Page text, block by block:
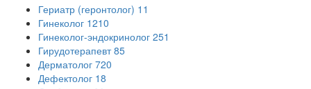
Гериатр (геронтолог) 11
Гинеколог 1210
Гинеколог-эндокринолог 251
Гирудотерапевт 85
Дерматолог 720
Дефектолог 18